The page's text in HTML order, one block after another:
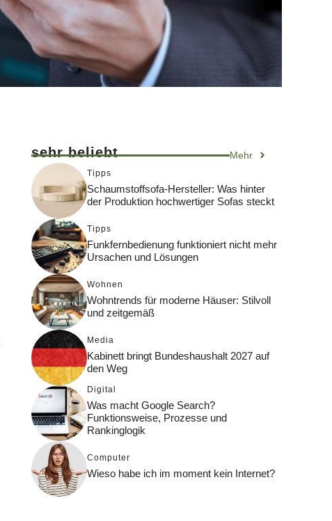
sehr beliebt Mehr
Tipps
Schaumstoffsofa-Hersteller: Was hinter
der Produktion hochwertiger Sofas steckt
Tipps
Funkfernbedienung funktioniert nicht mehr
Ursachen und Lösungen
Wohnen
Wohntrends für moderne Häuser: Stilvoll
und zeitgemäß
Media
Kabinett bringt Bundeshaushalt 2027 auf
den Weg
Digital
Was macht Google Search?
Funktionsweise, Prozesse und
Rankinglogik
Computer
Wieso habe ich im moment kein Internet?